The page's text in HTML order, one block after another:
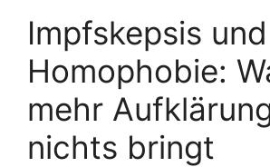
Impfskepsis und
Homophobie:
mehr
nichts bringt